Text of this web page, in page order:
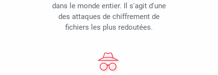
dans le monde entier. Il s'agit d'une
des attaques de chiffrement de
fichiers les plus redoutées.